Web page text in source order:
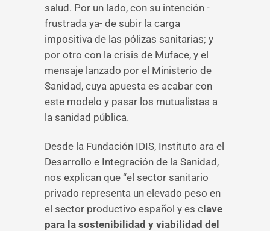
salud. Por un lado, con su intención -
frustrada ya- de subir la carga
impositiva de las pólizas sanitarias; y
por otro con la crisis de Muface, y el
mensaje lanzado por el Ministerio de
Sanidad, cuya apuesta es acabar con
este modelo y pasar los mutualistas a
la sanidad pública.
Desde la Fundación IDIS, Instituto ara el
Desarrollo e Integración de la Sanidad,
nos explican que “el sector sanitario
privado representa un elevado peso en
el sector productivo español y es c lave
para la sostenibilidad y viabilidad del